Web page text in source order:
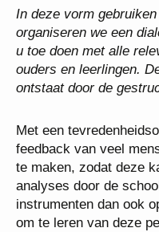
In deze vorm
organiseren we een
u toe doen met alle
ouders en leerlingen.
ontstaat door de
Met een
feedback van veel
te maken, zodat deze
analyses door de
instrumenten dan ook
om te leren van deze